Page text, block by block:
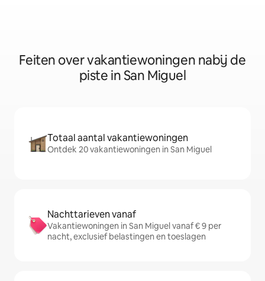
Feiten over vakantiewoningen nabij de
piste in San Miguel
Totaal aantal vakantiewoningen
Ontdek 20 vakantiewoningen in San Miguel
Nachttarieven vanaf
Vakantiewoningen in San Miguel vanaf € 9 per
nacht, exclusief belastingen en toeslagen